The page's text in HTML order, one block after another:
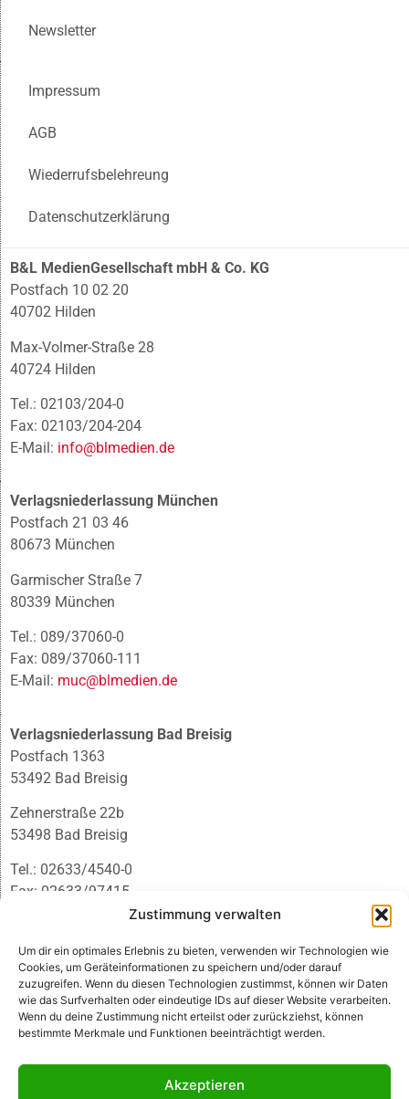
Zustimmung verwalten
Um dir ein optimales Erlebnis zu bieten, verwenden wir Technologien wie
Cookies, um Geräteinformationen zu speichern und/oder darauf
zuzugreifen. Wenn du diesen Technologien zustimmst, können wir Daten
wie das Surfverhalten oder eindeutige IDs auf dieser Website verarbeiten.
Wenn du deine Zustimmung nicht erteilst oder zurückziehst, können
bestimmte Merkmale und Funktionen beeinträchtigt werden.
Akzeptieren
Newsletter
Impressum
AGB
Wiederrufsbelehreung
Datenschutzerklärung
B&L MedienGesellschaft mbH & Co. KG
Postfach 10 02 20
40702 Hilden
Max-Volmer-Straße 28
40724 Hilden
Tel.: 02103/204-0
Fax: 02103/204-204
E-Mail: info@blmedien.de
Verlagsniederlassung München
Postfach 21 03 46
80673 München
Garmischer Straße 7
80339 München
Tel.: 089/37060-0
Fax: 089/37060-111
E-Mail: muc@blmedien.de
Verlagsniederlassung Bad Breisig
Postfach 1363
53492 Bad Breisig
Zehnerstraße 22b
53498 Bad Breisig
Tel.: 02633/4540-0
Fax: 02633/97415
infobb@blmedien.de